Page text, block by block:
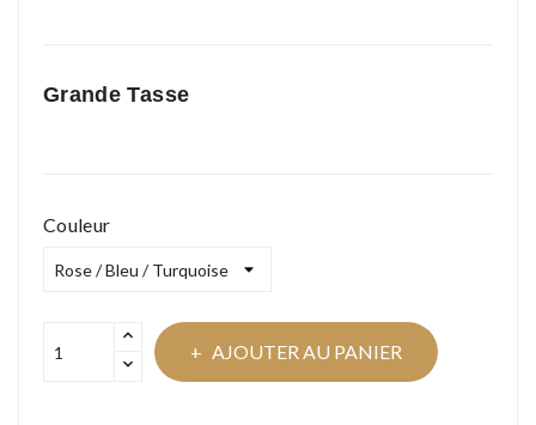
Grande Tasse
Couleur
AJOUTER AU PANIER